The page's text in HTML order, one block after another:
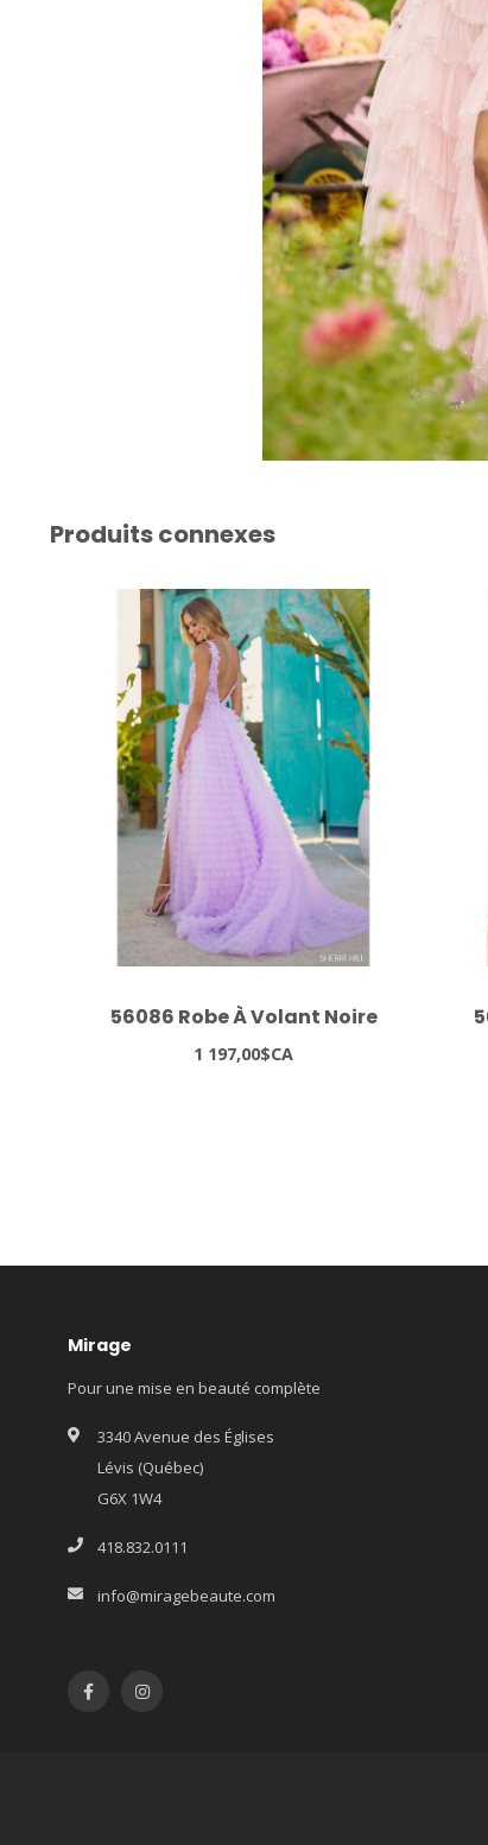
Produits connexes
56086 Robe À Volant Noire
1 197,00$CA
Mirage
Pour une mise en beauté complète
3340 Avenue des Églises
Lévis (Québec)
G6X 1W4
418.832.0111
info@miragebeaute.com